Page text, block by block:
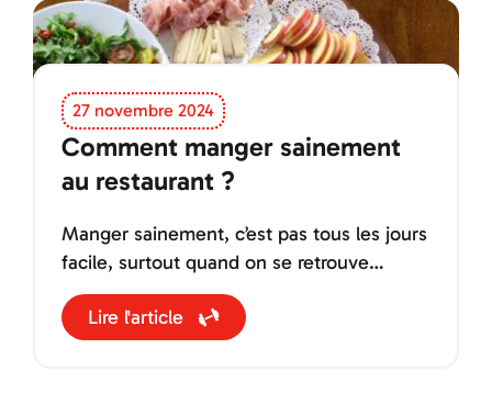
27 novembre 2024
Comment manger sainement
au restaurant ?
Manger sainement, c’est pas tous les jours
facile, surtout quand on se retrouve
devant une carte de restaurant !
Lire l'article